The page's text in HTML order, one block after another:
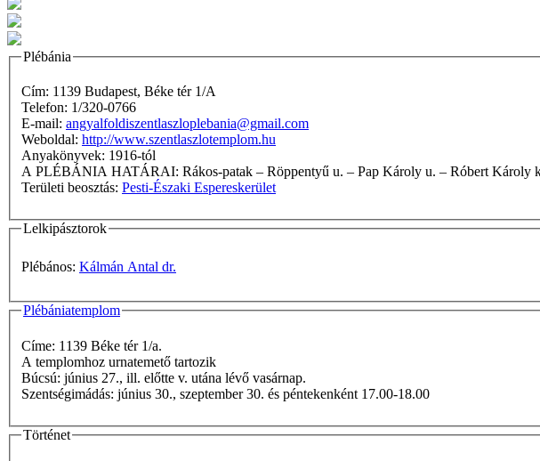
Plébánia
Cím: 1139 Budapest, Béke tér 1/A
Telefon: 1/320-0766
E-mail: angyalfoldiszentlaszloplebania@gmail.com
Weboldal: http://www.szentlaszlotemplom.hu
Anyakönyvek: 1916-tól
A PLÉBÁNIA HATÁRAI: Rákos-patak – Röppentyű u. – Pap Károly u.
Területi beosztás: Pesti-Északi Espereskerület
Lelkipásztorok
Plébános: Kálmán Antal dr.
Plébániatemplom
Címe: 1139 Béke tér 1/a.
A templomhoz urnatemető tartozik
Búcsú: június 27., ill. előtte v. utána lévő vasárnap.
Szentségimádás: június 30., szeptember 30. és péntekenként 17.00-18.00
Történet